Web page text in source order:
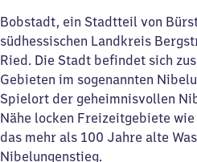
Bobstadt, ein Stadtteil von
südhessischen Landkreis
Ried. Die Stadt befindet sich
Gebieten im sogenannten
Spielort der geheimnisvollen
Nähe locken Freizeitgebiete
das mehr als 100 Jahre alte
Nibelungenstieg.